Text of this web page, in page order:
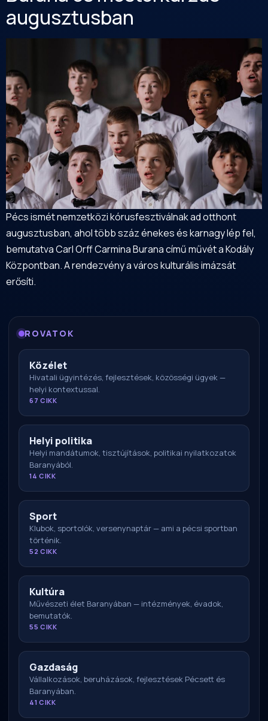
augusztusban
Pécs ismét nemzetközi kórusfesztiválnak ad otthont
augusztusban, ahol több száz énekes és karnagy lép fel,
bemutatva Carl Orff Carmina Burana című művét a Kodály
Központban. A rendezvény a város kulturális imázsát
erősíti.
ROVATOK
Közélet
Hivatali ügyintézés, fejlesztések, közösségi ügyek —
helyi kontextussal.
67 CIKK
Helyi politika
Helyi mandátumok, tisztújítások, politikai nyilatkozatok
Baranyából.
14 CIKK
Sport
Klubok, sportolók, versenynaptár — ami a pécsi sportban
történik.
52 CIKK
Kultúra
Művészeti élet Baranyában — intézmények, évadok,
bemutatók.
55 CIKK
Gazdaság
Vállalkozások, beruházások, fejlesztések Pécsett és
Baranyában.
41 CIKK